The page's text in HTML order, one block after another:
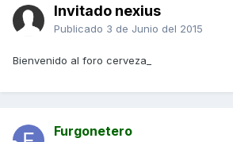
Invitado nexius
Publicado 3 de Junio del 2015
Bienvenido al foro cerveza_
Furgonetero